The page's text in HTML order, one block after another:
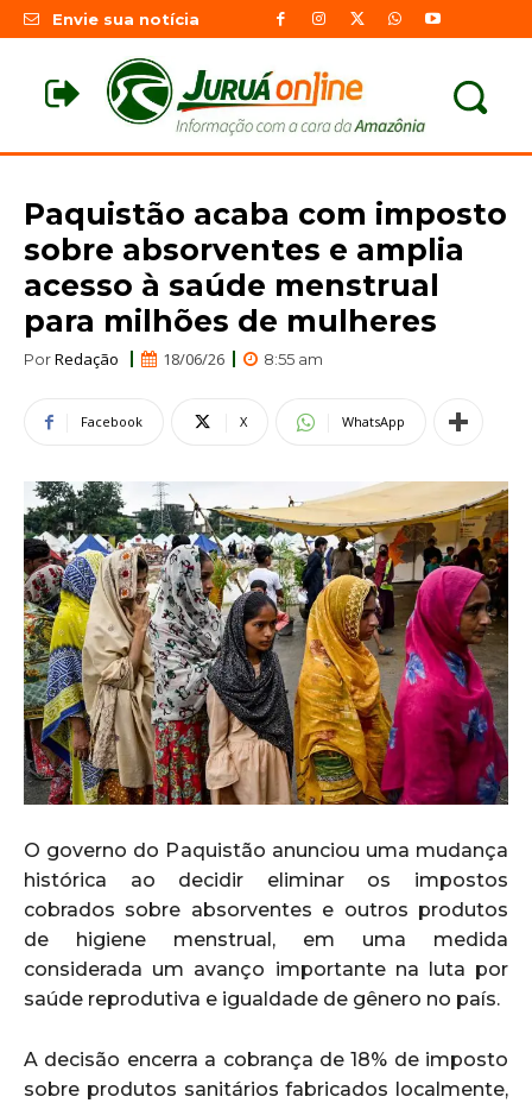
Envie sua notícia
Paquistão acaba com imposto
sobre absorventes e amplia
acesso à saúde menstrual
para milhões de mulheres
PorRedação 18/06/26 8:55 am
Facebook X WhatsApp
O governo do Paquistão anunciou uma mudança
histórica ao decidir eliminar os impostos
cobrados sobre absorventes e outros produtos
de higiene menstrual, em uma medida
considerada um avanço importante na luta por
saúde reprodutiva e igualdade de gênero no país.
A decisão encerra a cobrança de 18% de imposto
sobre produtos sanitários fabricados localmente,